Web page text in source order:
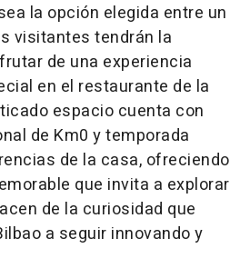
la opción elegida entre un
visitantes tendrán la
de una experiencia
en el restaurante de la
espacio cuenta con
de Km0 y temporada
de la casa, ofreciendo
que invita a explorar
de la curiosidad que
a seguir innovando y